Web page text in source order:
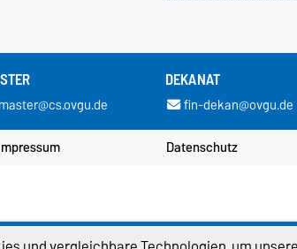
DEKANAT
fin-dekan@ovgu.de
Datenschutz